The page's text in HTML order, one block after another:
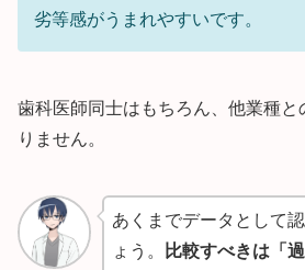
劣等感がうまれやすいです。
歯科医師同士はもちろん、他業種と
りません。
あくまでデータとして
ょう。
比較すべきは「